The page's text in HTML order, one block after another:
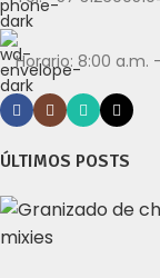
Horario: 8:00 a.m.
ÚLTIMOS POSTS